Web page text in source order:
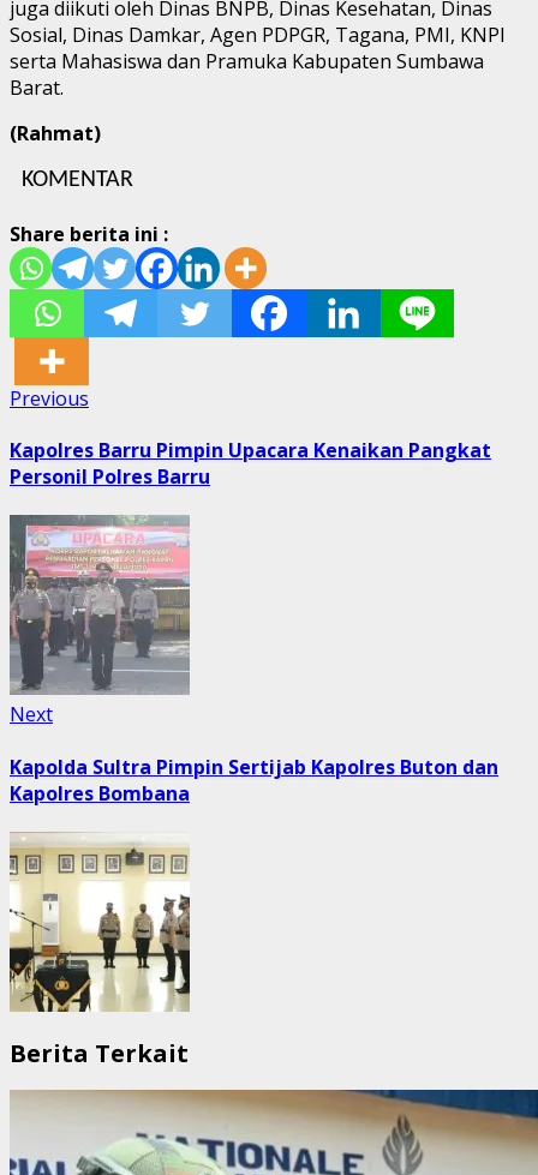
juga diikuti oleh Dinas BNPB, Dinas Kesehatan, Dinas
Sosial, Dinas Damkar, Agen PDPGR, Tagana, PMI, KNPI
serta Mahasiswa dan Pramuka Kabupaten Sumbawa
Barat.
(Rahmat)
KOMENTAR
Share berita ini :
Post
navigation
Previous
Kapolres Barru Pimpin Upacara Kenaikan Pangkat
Personil Polres Barru
NextNext
Kapolda Sultra Pimpin Sertijab Kapolres Buton dan
Kapolres Bombana
Berita Terkait